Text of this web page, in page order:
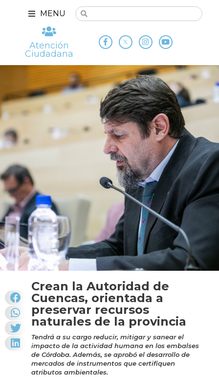
MENU
Atención
Ciudadana
Crean la Autoridad de
Cuencas, orientada a
preservar recursos
naturales de la provincia
Tendrá a su cargo reducir, mitigar y sanear el
impacto de la actividad humana en los embalses
de Córdoba. Además, se aprobó el desarrollo de
mercados de instrumentos que certifiquen
atributos ambientales.